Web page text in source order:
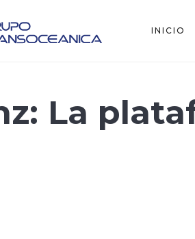
INICIO
La